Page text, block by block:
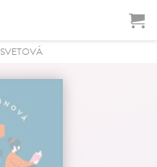
SVETOVÁ